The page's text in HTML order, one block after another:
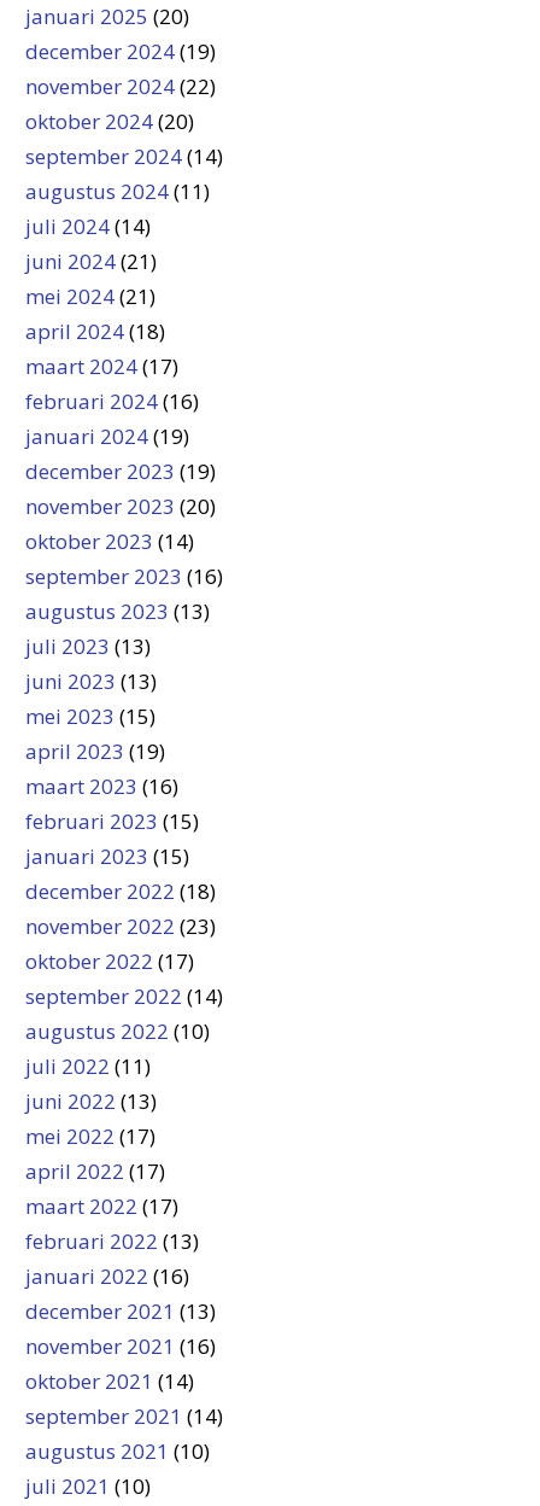
januari 2025 (20)
december 2024(19)
november 2024(22)
oktober 2024(20)
september 2024(14)
augustus 2024(11)
juli 2024(14)
juni 2024(21)
mei 2024(21)
april 2024(18)
maart 2024(17)
februari 2024(16)
januari 2024(19)
december 2023 (19)
november 2023 (20)
oktober 2023 (14)
september 2023 (16)
augustus 2023 (13)
juli 2023 (13)
juni 2023 (13)
mei 2023 (15)
april 2023 (19)
maart 2023 (16)
februari 2023 (15)
januari 2023 (15)
december 2022 (18)
november 2022 (23)
oktober 2022 (17)
september 2022 (14)
augustus 2022 (10)
juli 2022 (11)
juni 2022 (13)
mei 2022 (17)
april 2022 (17)
maart 2022 (17)
februari 2022 (13)
januari 2022 (16)
december 2021 (13)
november 2021 (16)
oktober 2021 (14)
september 2021 (14)
augustus 2021 (10)
juli 2021 (10)